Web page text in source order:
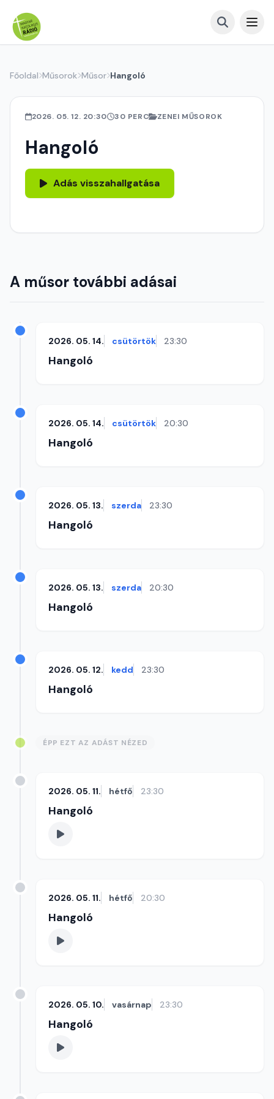
Főoldal Műsorok Műsor Hangoló
2026. 05. 12. 20:30 30 PERC ZENEI MŰSOROK
Hangoló
Adás visszahallgatása
A műsor további adásai
2026. 05. 14. csütörtök 23:30
Hangoló
2026. 05. 14. csütörtök 20:30
Hangoló
2026. 05. 13. szerda 23:30
Hangoló
2026. 05. 13. szerda 20:30
Hangoló
2026. 05. 12. kedd 23:30
Hangoló
ÉPP EZT AZ ADÁST NÉZED
2026. 05. 11. hétfő 23:30
Hangoló
2026. 05. 11. hétfő 20:30
Hangoló
2026. 05. 10. vasárnap 23:30
Hangoló